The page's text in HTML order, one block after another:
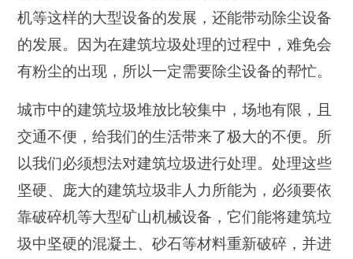
机等这样的大型设备的发展，还能带动除尘设备
的发展。因为在建筑垃圾处理的过程中，难免会
有粉尘的出现，所以一定需要除尘设备的帮忙。
城市中的建筑垃圾堆放比较集中，场地有限，且
交通不便，给我们的生活带来了极大的不便。所
以我们必须想法对建筑垃圾进行处理。处理这些
坚硬、庞大的建筑垃圾非人力所能为，必须要依
靠破碎机等大型矿山机械设备，它们能将建筑垃
圾中坚硬的混凝土、砂石等材料重新破碎，并进